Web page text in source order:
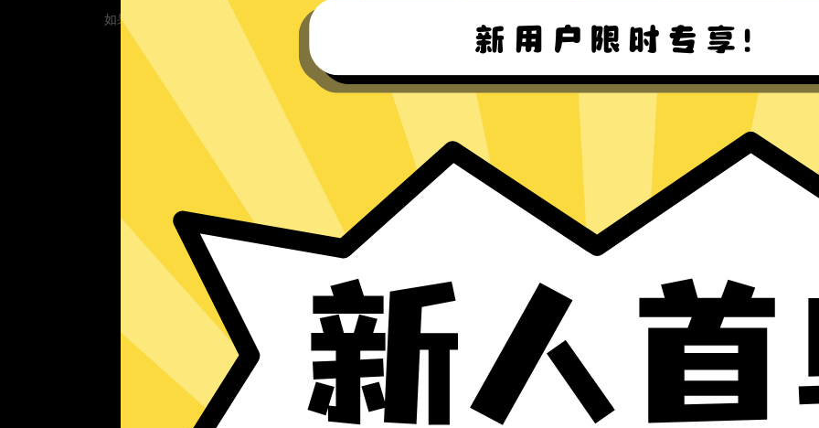
如果您的App当前遇到问题，请重新下载App！